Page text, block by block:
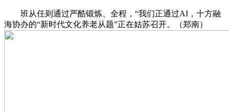
班从任则通过严酷锻炼、全程，“我们正通过AI，十方融
海协办的“新时代文化养老从题”正在姑苏召开。（郑南）